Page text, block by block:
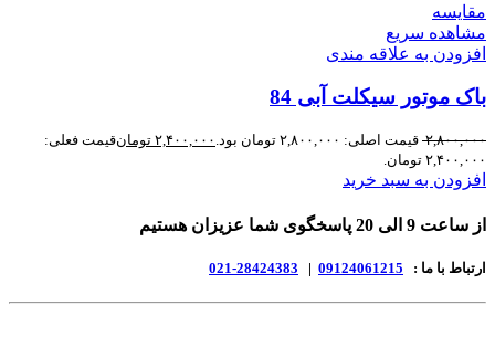
مقایسه
مشاهده سریع
افزودن به علاقه مندی
باک موتور سیکلت آبی 84
۲,۸۰۰,۰۰۰ قیمت اصلی: ۲,۸۰۰,۰۰۰ تومان بود. ۲,۴۰۰,۰۰۰ تومانقیمت فعلی:
۲,۴۰۰,۰۰۰ تومان.
افزودن به سبد خرید
از ساعت 9 الی 20 پاسخگوی شما عزیزان هستیم
ارتباط با ما : 09124061215
|
28424383-021